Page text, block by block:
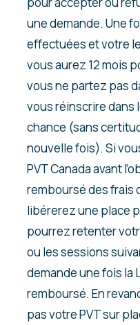
une demande. Une
effectuées et votre
vous aurez 12 mois
vous ne partez pas
vous réinscrire dans
chance (sans
nouvelle fois). Si
PVT Canada avant
remboursé des frais
libérerez une place
pourrez retenter
ou les sessions
demande une fois la
remboursé. En
pas votre PVT sur